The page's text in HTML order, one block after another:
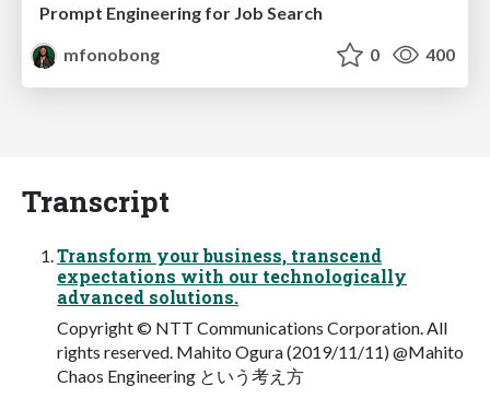
Prompt Engineering for Job Search
mfonobong
0 400
Transcript
Transform your business, transcend
expectations with our technologically
advanced solutions.
Copyright © NTT Communications Corporation. All
rights reserved. Mahito Ogura (2019/11/11) @Mahito
Chaos Engineering という考え方